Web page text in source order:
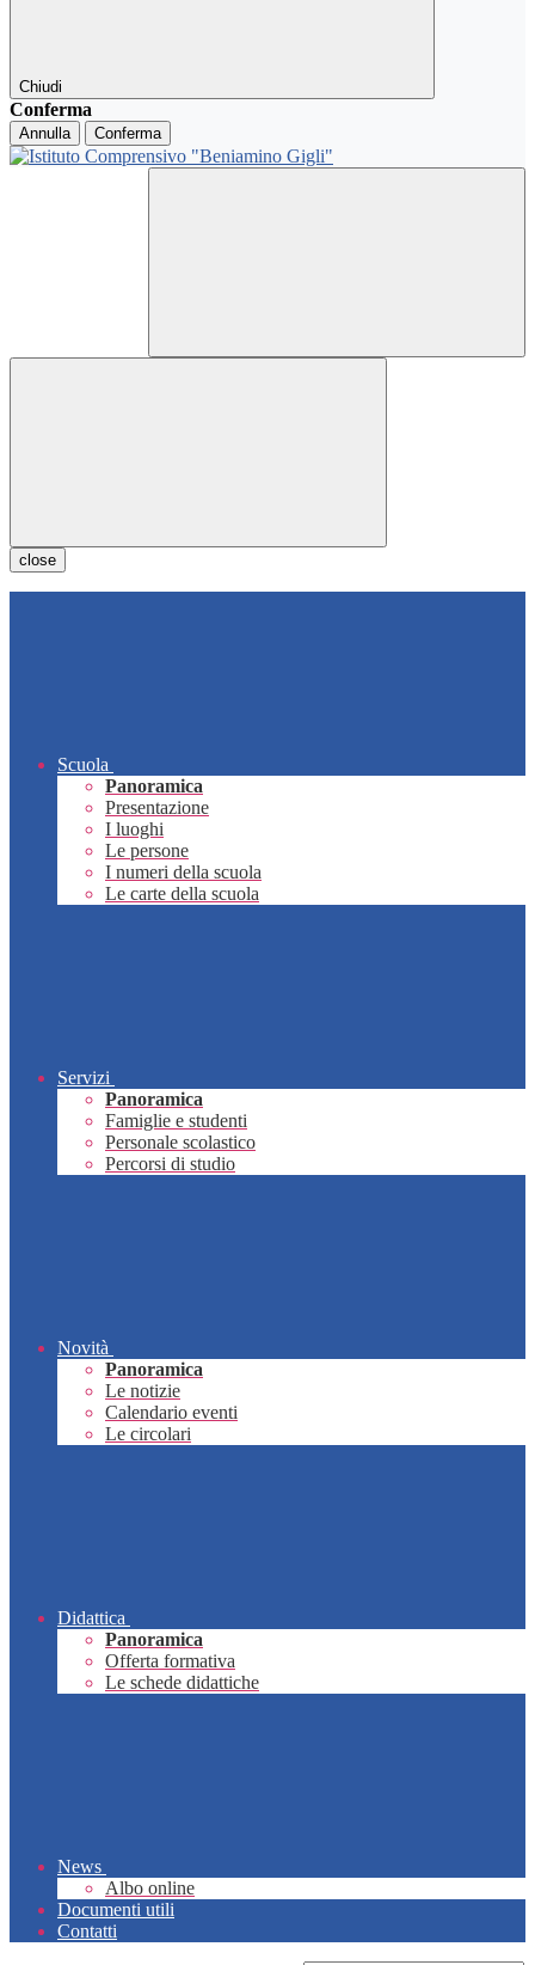
Chiudi
Conferma
Annulla Conferma
close
Scuola
Panoramica
Presentazione
I luoghi
Le persone
I numeri della scuola
Le carte della scuola
Servizi
Panoramica
Famiglie e studenti
Personale scolastico
Percorsi di studio
Novità
Panoramica
Le notizie
Calendario eventi
Le circolari
Didattica
Panoramica
Offerta formativa
Le schede didattiche
News
Albo online
Documenti utili
Contatti